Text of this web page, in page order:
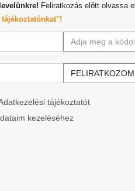
Feliratkozás előtt olvassa el
tájékoztatót
kezeléséhez